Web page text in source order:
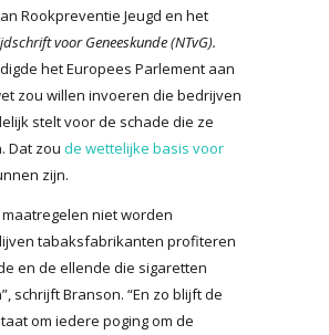
Rookpreventie Jeugd en het
voor Geneeskunde (NTvG).
het Europees Parlement aan
zou willen invoeren die bedrijven
stelt voor de schade die ze
Dat zou de wettelijke basis voor
zijn.
maatregelen niet worden
tabaksfabrikanten profiteren
en de ellende die sigaretten
schrijft Branson. “En zo blijft de
om iedere poging om de